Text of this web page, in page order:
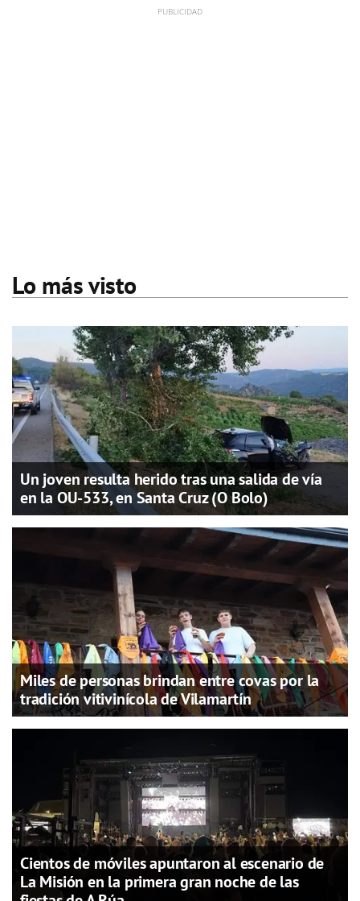
Lo más visto
Un joven resulta herido tras una salida de vía
en la OU-533, en Santa Cruz (O Bolo)
Miles de personas brindan entre covas por la
tradición vitivinícola de Vilamartín
Cientos de móviles apuntaron al escenario de
La Misión en la primera gran noche de las